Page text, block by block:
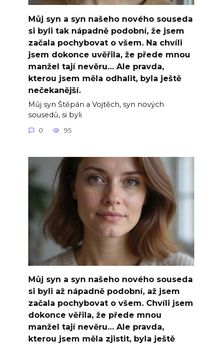
Můj syn a syn našeho nového souseda
si byli tak nápadně podobní, že jsem
začala pochybovat o všem. Na chvíli
jsem dokonce uvěřila, že přede mnou
manžel tají nevěru… Ale pravda,
kterou jsem měla odhalit, byla ještě
nečekanější.
Můj syn Štěpán a Vojtěch, syn nových
sousedů, si byli
0 95
Můj syn a syn našeho nového souseda
si byli až nápadně podobní, až jsem
začala pochybovat o všem. Chvíli jsem
dokonce věřila, že přede mnou
manžel tají nevěru… Ale pravda,
kterou jsem měla zjistit, byla ještě